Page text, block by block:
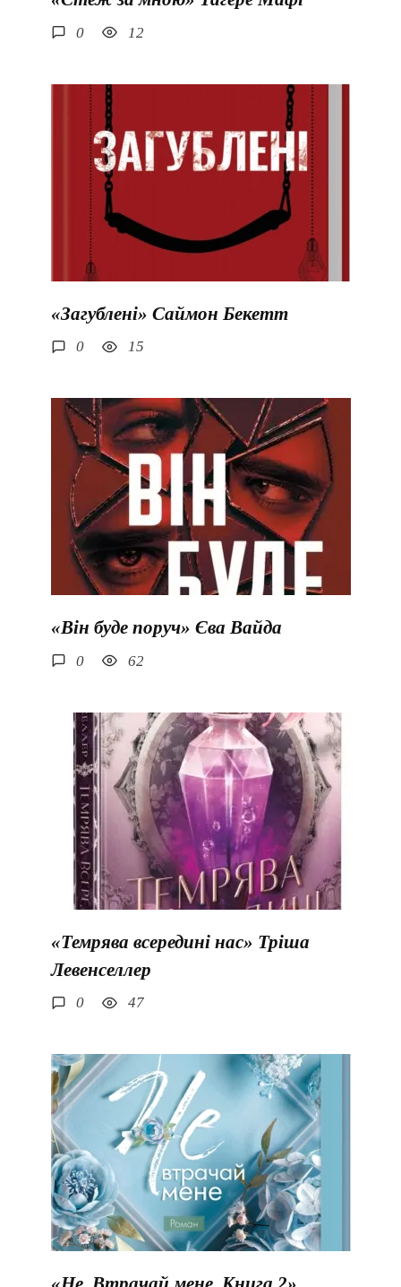
0 12
«Загублені» Саймон Бекетт
0 15
«Він буде поруч» Єва Вайда
0 62
«Темрява всередині нас» Тріша
Левенселлер
0 47